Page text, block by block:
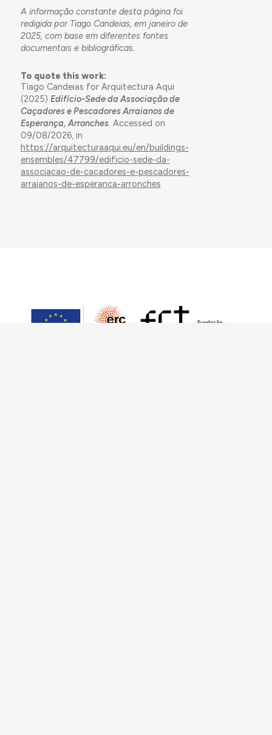
A informação constante desta página foi
redigida por Tiago Candeias, em janeiro de
2025, com base em diferentes fontes
documentais e bibliográficas.
To quote this work:
Tiago Candeias for Arquitectura Aqui
(2025) Edifício-Sede da Associação de
Caçadores e Pescadores Arraianos de
Esperança, Arronches. Accessed on
09/08/2026, in
https://arquitecturaaqui.eu/en/buildings-
ensembles/47799/edificio-sede-da-
associacao-de-cacadores-e-pescadores-
arraianos-de-esperanca-arronches